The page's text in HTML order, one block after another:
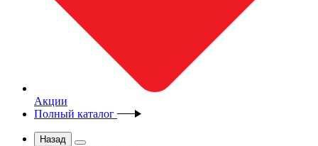
Акции
Полный каталог
Назад